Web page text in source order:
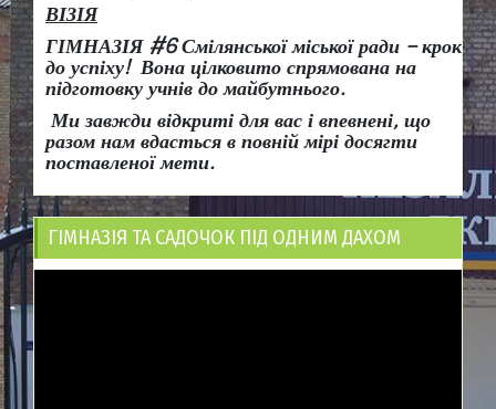
ВІЗІЯ
ГІМНАЗІЯ #6 Смілянської міської ради – крок
до успіху! Вона цілковито спрямована на
підготовку учнів до майбутнього.
Ми завжди відкриті для вас і впевнені, що
разом нам вдасться в повній мірі досягти
поставленої мети.
ГІМНАЗІЯ ТА САДОЧОК ПІД ОДНИМ ДАХОМ